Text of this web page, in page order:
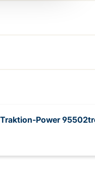
Power